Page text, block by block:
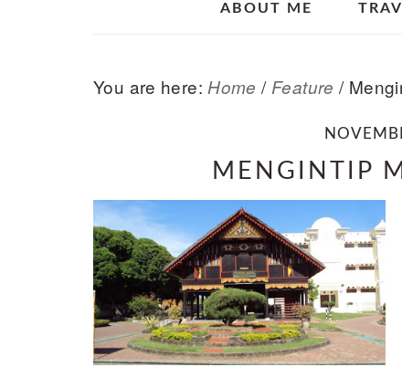
ABOUT ME
You are here: Home / Feature /
MENGINTIP